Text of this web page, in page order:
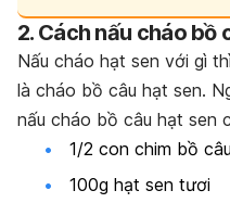
2. Cách nấu cháo bồ
Nấu cháo hạt sen với gì
là cháo bồ câu hạt sen.
nấu cháo bồ câu hạt sen
1/2 con chim bồ
100g hạt sen tươi